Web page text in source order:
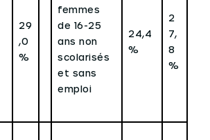
29
,0
%
femmes
de 16-25
ans non
scolarisés
et sans
emploi
24,4
%
2
7,
8
%